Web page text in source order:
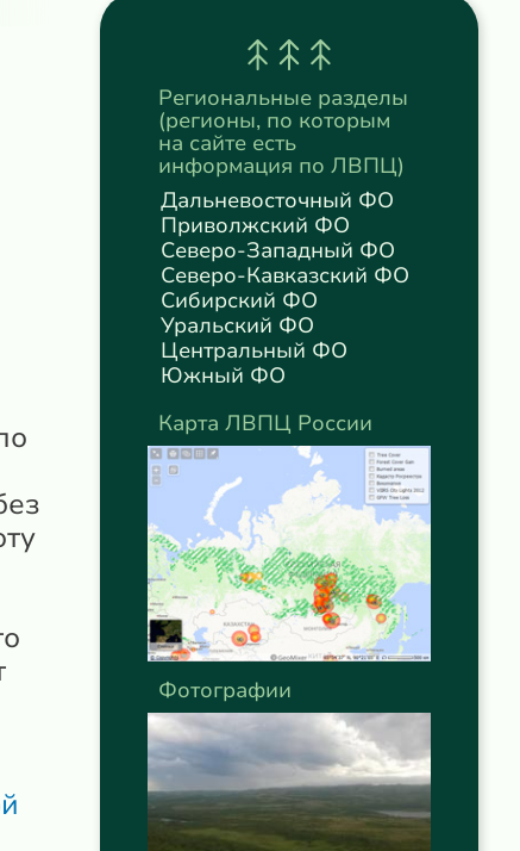
Региональные разделы
(регионы, по которым
на сайте есть
информация по ЛВПЦ)
Дальневосточный ФО
Приволжский ФО
Северо-Западный ФО
Северо-Кавказский ФО
Сибирский ФО
Уральский ФО
Центральный ФО
Южный ФО
Карта ЛВПЦ России
Фотографии